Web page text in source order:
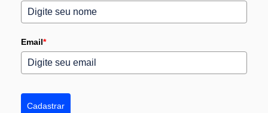
Email*
Cadastrar